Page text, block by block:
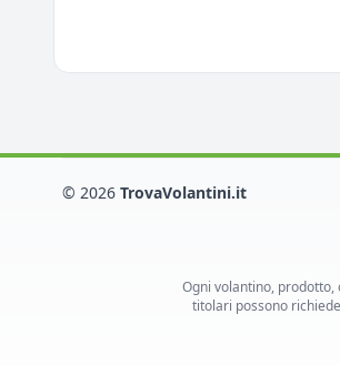
© 2026 TrovaVolantini.it
Ogni volantino,
titolari possono